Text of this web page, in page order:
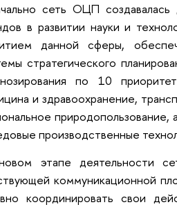
сеть ОЦП создавалась
в развитии науки и
данной сферы,
стратегического
по 10
и здравоохранение,
природопользование,
производственные
этапе деятельности
коммуникационной
координировать свои